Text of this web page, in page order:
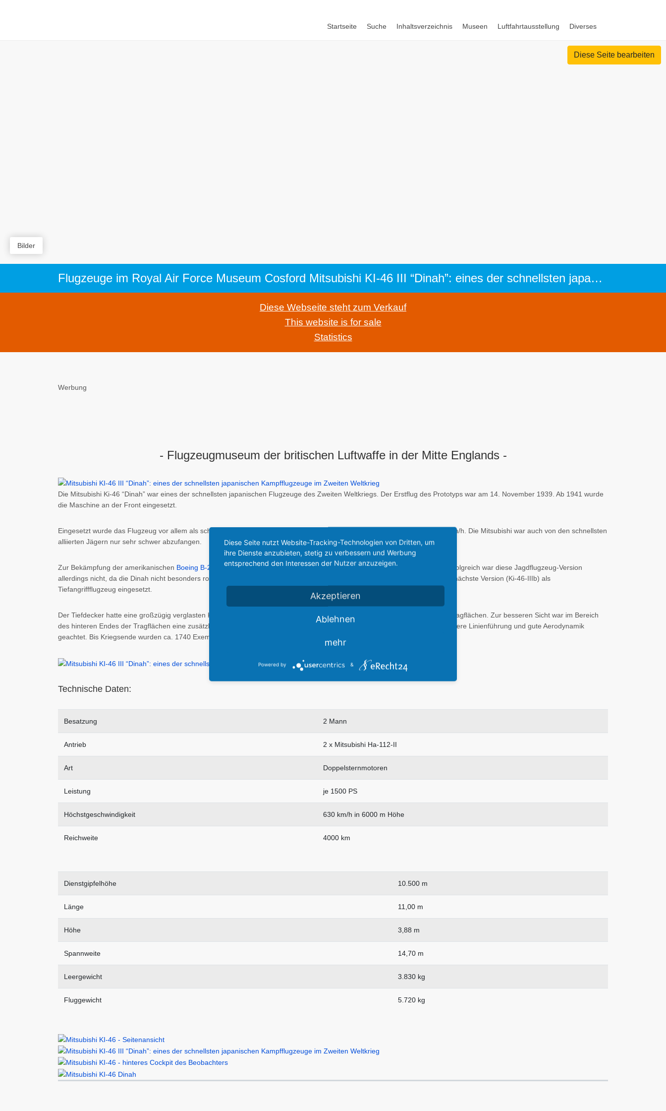
Startseite Suche Inhaltsverzeichnis Museen Luftfahrtausstellung Diverses
Diese Seite bearbeiten
Bilder
Flugzeuge im Royal Air Force Museum Cosford Mitsubishi KI-46 III “Dinah”: eines der schnellsten japanischen Kampfflugzeuge im Zweiten Weltkrieg
Diese Webseite steht zum Verkauf
This website is for sale
Statistics
Werbung
- Flugzeugmuseum der britischen Luftwaffe in der Mitte Englands -
Die Mitsubishi Ki-46 “Dinah” war eines der schnellsten japanischen Flugzeuge des Zweiten Weltkriegs. Der Erstflug des Prototyps war am 14. November 1939. Ab 1941 wurde
die Maschine an der Front eingesetzt.
Eingesetzt wurde das Flugzeug vor allem als schneller Langstreckenaufklärer mit einer Höchstgeschwindigkeit von über 600 km/h. Die Mitsubishi war auch von den schnellsten
alliierten Jägern nur sehr schwer abzufangen.
Zur Bekämpfung der amerikanischen Boeing B-29
ersetzte man die Kameras und einen Teil des Kraftstoffs durch Kanonen. Erfolgreich war diese Jagdflugzeug-Version
allerdings nicht, da die Dinah nicht besonders robust war und die Steigrate war für einen Abfangjäger zu niedrig. So wurde die nächste Version (Ki-46-IIIb) als
Tiefangriffflugzeug eingesetzt.
Der Tiefdecker hatte eine großzügig verglasten Kabine für die zwei Mann Besatzung und besaß 2 starke Sternmotore in den Tragflächen. Zur besseren Sicht war im Bereich
des hinteren Endes der Tragflächen eine zusätzliche Verglasung am Rumpf aufgesetzt. Es wurde bei der Konstruktion auf saubere Linienführung und gute Aerodynamik
geachtet. Bis Kriegsende wurden ca. 1740 Exemplare gefertigt.
Technische Daten:
Besatzung 2 Mann
Antrieb 2 x Mitsubishi Ha-112-II
Art Doppelsternmotoren
Leistung je 1500 PS
Höchstgeschwindigkeit 630 km/h in 6000 m Höhe
Reichweite 4000 km
Dienstgipfelhöhe 10.500 m
Länge 11,00 m
Höhe 3,88 m
Spannweite 14,70 m
Leergewicht 3.830 kg
Fluggewicht 5.720 kg
Diese Seite nutzt Website-Tracking-Technologien von Dritten, um
ihre Dienste anzubieten, stetig zu verbessern und Werbung
entsprechend den Interessen der Nutzer anzuzeigen.
Akzeptieren
Ablehnen
mehr
Powered by &